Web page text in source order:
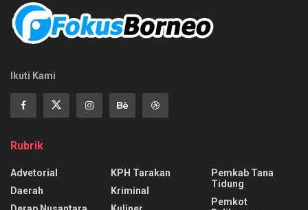
Ikuti Kami
Rubrik
Advetorial
Daerah
KPH Tarakan
Kriminal
Pemkab Tana
Tidung
Pemkot